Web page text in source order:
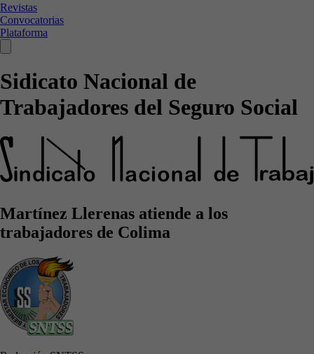
Revistas
Convocatorias
Plataforma
Sidicato Nacional de
Trabajadores del Seguro Social
Martínez Llerenas atiende a los
trabajadores de Colima